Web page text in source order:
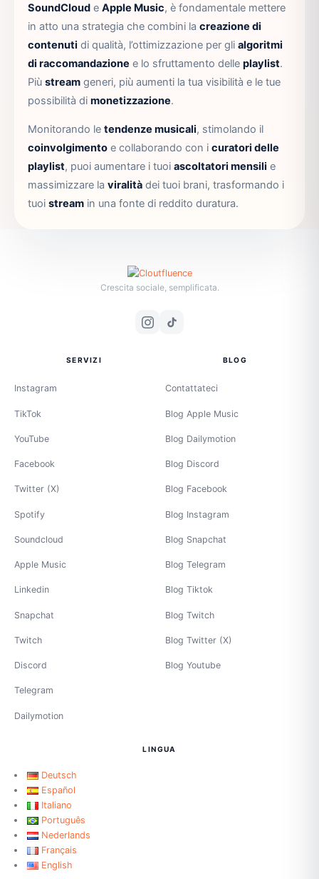
SoundCloud e Apple Music, è fondamentale mettere
in atto una strategia che combini la creazione di
contenuti di qualità, l’ottimizzazione per gli algoritmi
di raccomandazione e lo sfruttamento delle playlist.
Più stream generi, più aumenti la tua visibilità e le tue
possibilità di monetizzazione.
Monitorando le tendenze musicali, stimolando il
coinvolgimento e collaborando con i curatori delle
playlist, puoi aumentare i tuoi ascoltatori mensili e
massimizzare la viralità dei tuoi brani, trasformando i
tuoi stream in una fonte di reddito duratura.
Crescita sociale, semplificata.
SERVIZI
Instagram
TikTok
YouTube
Facebook
Twitter (X)
Spotify
Soundcloud
Apple Music
Linkedin
Snapchat
Twitch
Discord
Telegram
Dailymotion
BLOG
Contattateci
Blog Apple Music
Blog Dailymotion
Blog Discord
Blog Facebook
Blog Instagram
Blog Snapchat
Blog Telegram
Blog Tiktok
Blog Twitch
Blog Twitter (X)
Blog Youtube
LINGUA
Deutsch
Español
Italiano
Português
Nederlands
Français
English